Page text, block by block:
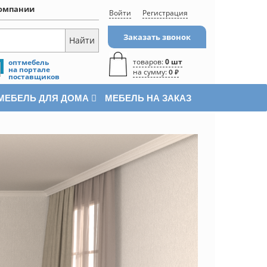
оптмебель
на портале
поставщиков
Войти Регистрация
Заказать звонок
товаров:0 шт
на сумму: 0 ₽
ДЛЯ ДОМА МЕБЕЛЬ НА ЗАКАЗ